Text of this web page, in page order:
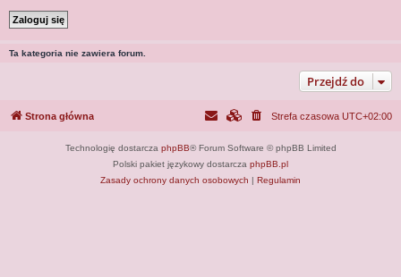
Ta kategoria nie zawiera forum.
Przejdź do
Strona główna Strefa czasowa UTC+02:00
Technologię dostarcza phpBB® Forum Software © phpBB Limited
Polski pakiet językowy dostarcza phpBB.pl
Zasady ochrony danych osobowych | Regulamin